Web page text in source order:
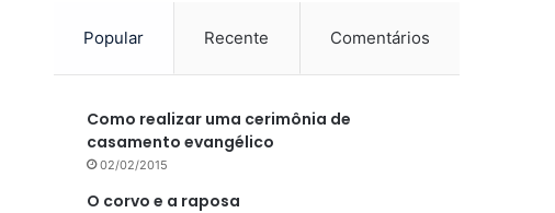
Popular Recente Comentários
Como realizar uma cerimônia de
casamento evangélico
02/02/2015
O corvo e a raposa